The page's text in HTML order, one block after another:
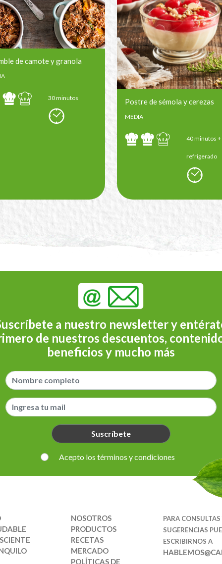
de camote y granola
30 minutos Postre de sémola y cerezas
MEDIA
40 minutos +
refrigerado
a nuestro newsletter y
de nuestros descuentos,
beneficios y mucho más
Suscríbete
Acepto los términos y condiciones
NOSOTROS
PRODUCTOS
RECETAS
MERCADO
POLÍTICAS DE
PARA CONSULTAS
SUGERENCIAS
ESCRIBIRNOS A